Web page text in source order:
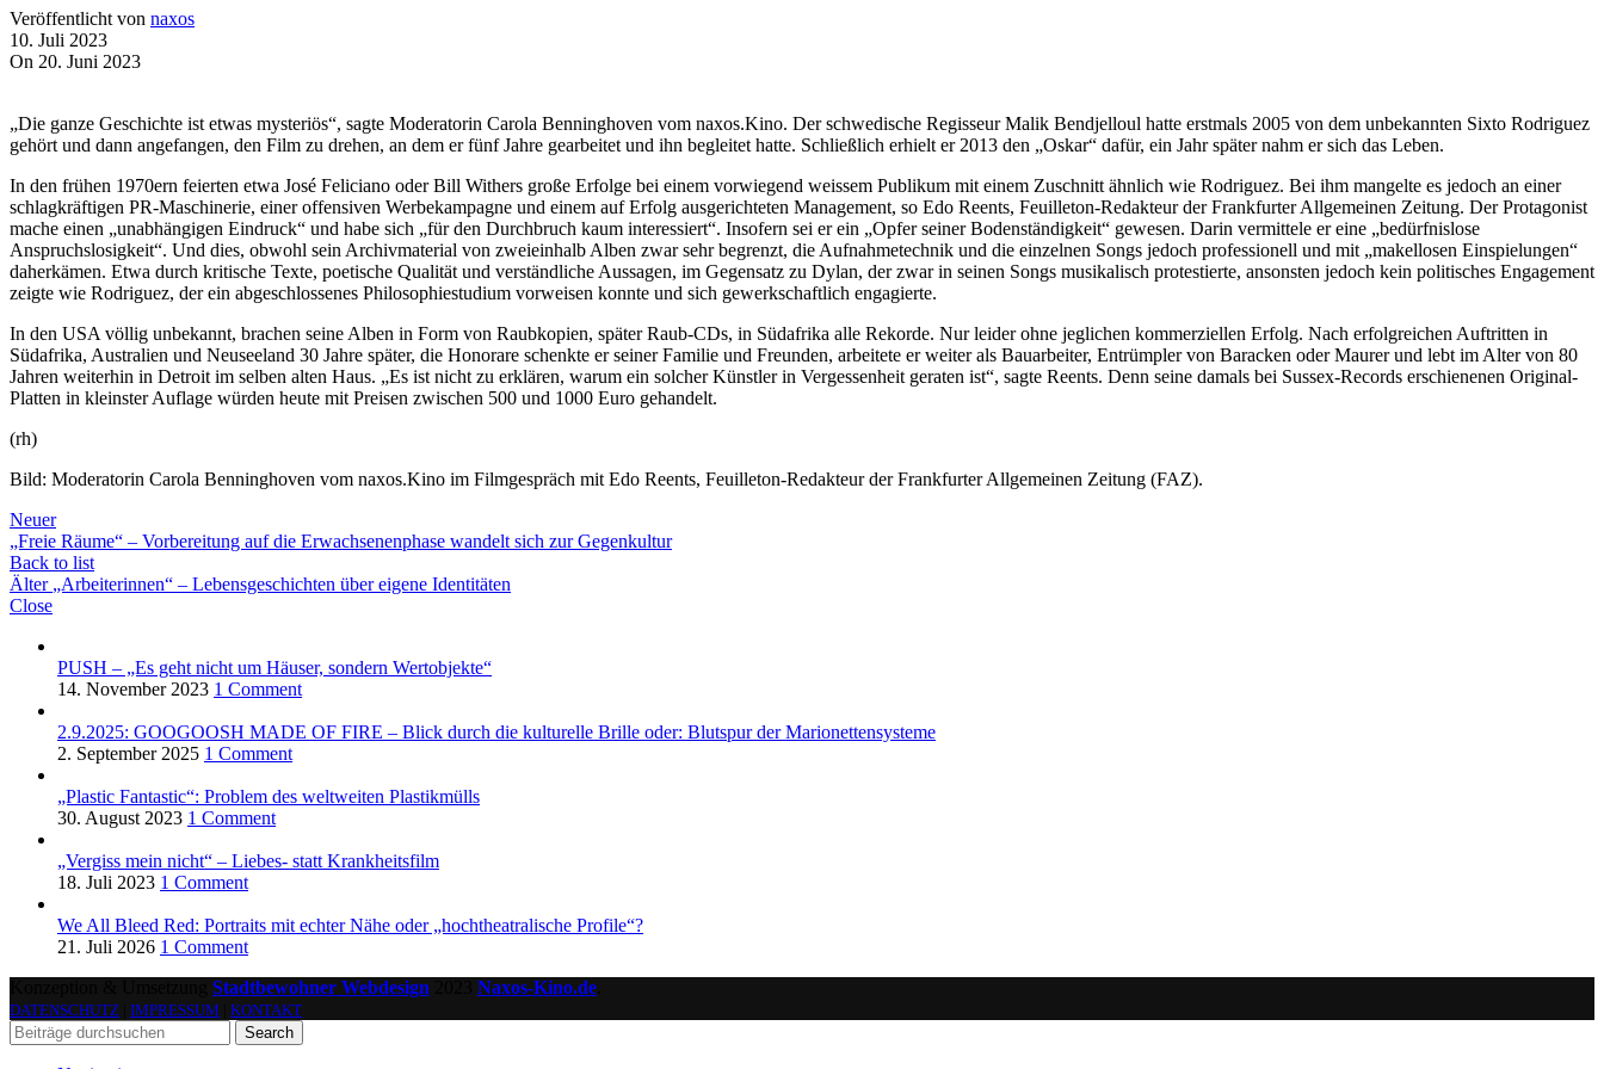
Veröffentlicht von naxos
10. Juli 2023
On 20. Juni 2023
„Die ganze Geschichte ist etwas mysteriös“, sagte Moderatorin Carola Benninghoven vom naxos.Kino. Der schwedische Regisseur Malik Bendjelloul hatte erstmals 2005 von dem unbekannten Sixto Rodriguez
gehört und dann angefangen, den Film zu drehen, an dem er fünf Jahre gearbeitet und ihn begleitet hatte. Schließlich erhielt er 2013 den „Oskar“ dafür, ein Jahr später nahm er sich das Leben.
In den frühen 1970ern feierten etwa José Feliciano oder Bill Withers große Erfolge bei einem vorwiegend weissem Publikum mit einem Zuschnitt ähnlich wie Rodriguez. Bei ihm mangelte es jedoch an einer
schlagkräftigen PR-Maschinerie, einer offensiven Werbekampagne und einem auf Erfolg ausgerichteten Management, so Edo Reents, Feuilleton-Redakteur der Frankfurter Allgemeinen Zeitung. Der Protagonist
mache einen „unabhängigen Eindruck“ und habe sich „für den Durchbruch kaum interessiert“. Insofern sei er ein „Opfer seiner Bodenständigkeit“ gewesen. Darin vermittele er eine „bedürfnislose
Anspruchslosigkeit“. Und dies, obwohl sein Archivmaterial von zweieinhalb Alben zwar sehr begrenzt, die Aufnahmetechnik und die einzelnen Songs jedoch professionell und mit „makellosen Einspielungen“
daherkämen. Etwa durch kritische Texte, poetische Qualität und verständliche Aussagen, im Gegensatz zu Dylan, der zwar in seinen Songs musikalisch protestierte, ansonsten jedoch kein politisches Engagement
zeigte wie Rodriguez, der ein abgeschlossenes Philosophiestudium vorweisen konnte und sich gewerkschaftlich engagierte.
In den USA völlig unbekannt, brachen seine Alben in Form von Raubkopien, später Raub-CDs, in Südafrika alle Rekorde. Nur leider ohne jeglichen kommerziellen Erfolg. Nach erfolgreichen Auftritten in
Südafrika, Australien und Neuseeland 30 Jahre später, die Honorare schenkte er seiner Familie und Freunden, arbeitete er weiter als Bauarbeiter, Entrümpler von Baracken oder Maurer und lebt im Alter von 80
Jahren weiterhin in Detroit im selben alten Haus. „Es ist nicht zu erklären, warum ein solcher Künstler in Vergessenheit geraten ist“, sagte Reents. Denn seine damals bei Sussex-Records erschienenen Original-
Platten in kleinster Auflage würden heute mit Preisen zwischen 500 und 1000 Euro gehandelt.
(rh)
Bild: Moderatorin Carola Benninghoven vom naxos.Kino im Filmgespräch mit Edo Reents, Feuilleton-Redakteur der Frankfurter Allgemeinen Zeitung (FAZ).
Neuer
„Freie Räume“ – Vorbereitung auf die Erwachsenenphase wandelt sich zur Gegenkultur
Back to list
Älter „Arbeiterinnen“ – Lebensgeschichten über eigene Identitäten
Close
PUSH – „Es geht nicht um Häuser, sondern Wertobjekte“
14. November 2023 1 Comment
2.9.2025: GOOGOOSH MADE OF FIRE – Blick durch die kulturelle Brille oder: Blutspur der Marionettensysteme
2. September 2025 1 Comment
„Plastic Fantastic“: Problem des weltweiten Plastikmülls
30. August 2023 1 Comment
„Vergiss mein nicht“ – Liebes- statt Krankheitsfilm
18. Juli 2023 1 Comment
We All Bleed Red: Portraits mit echter Nähe oder „hochtheatralische Profile“?
21. Juli 2026 1 Comment
Stadtbewohner Webdesign Naxos-Kino.de
DATENSCHUTZ IMPRESSUM
KONTAKT
Search